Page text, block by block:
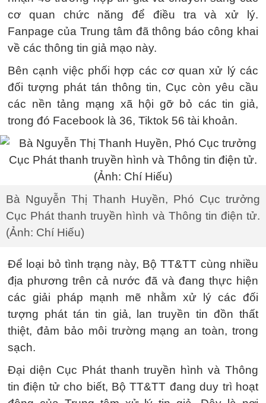
cơ quan chức năng để điều tra và xử lý.
Fanpage của Trung tâm đã thông báo công khai
về các thông tin giả mạo này.
Bên cạnh việc phối hợp các cơ quan xử lý các
đối tượng phát tán thông tin, Cục còn yêu cầu
các nền tảng mạng xã hội gỡ bỏ các tin giả,
trong đó Facebook là 36, Tiktok 56 tài khoản.
Bà Nguyễn Thị Thanh Huyền, Phó Cục trưởng
Cục Phát thanh truyền hình và Thông tin điện tử.
(Ảnh: Chí Hiếu)
Để loại bỏ tình trạng này, Bộ TT&TT cùng nhiều
địa phương trên cả nước đã và đang thực hiện
các giải pháp mạnh mẽ nhằm xử lý các đối
tượng phát tán tin giả, lan truyền tin đồn thất
thiệt, đảm bảo môi trường mạng an toàn, trong
sạch.
Đại diện Cục Phát thanh truyền hình và Thông
tin điện tử cho biết, Bộ TT&TT đang duy trì hoạt